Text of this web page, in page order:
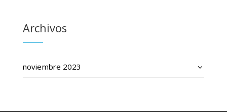
Archivos
Archivos